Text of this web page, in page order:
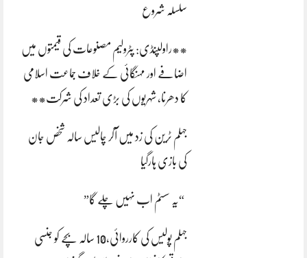
سلسلہ شروع
**راولپنڈی: پٹرولیم مصنوعات کی قیمتوں میں
اضافے اور مہنگائی کے خلاف جماعت اسلامی
کا دھرنا، شہریوں کی بڑی تعداد کی شرکت**
جہلم ٹرین کی زد میں آکر چالیس سالہ شخص جان
کی بازی ہارگیا
“یہ سسٹم اب نہیں چلے گا”
جہلم پولیس کی کارروائی،10 سالہ بچے کو جنسی